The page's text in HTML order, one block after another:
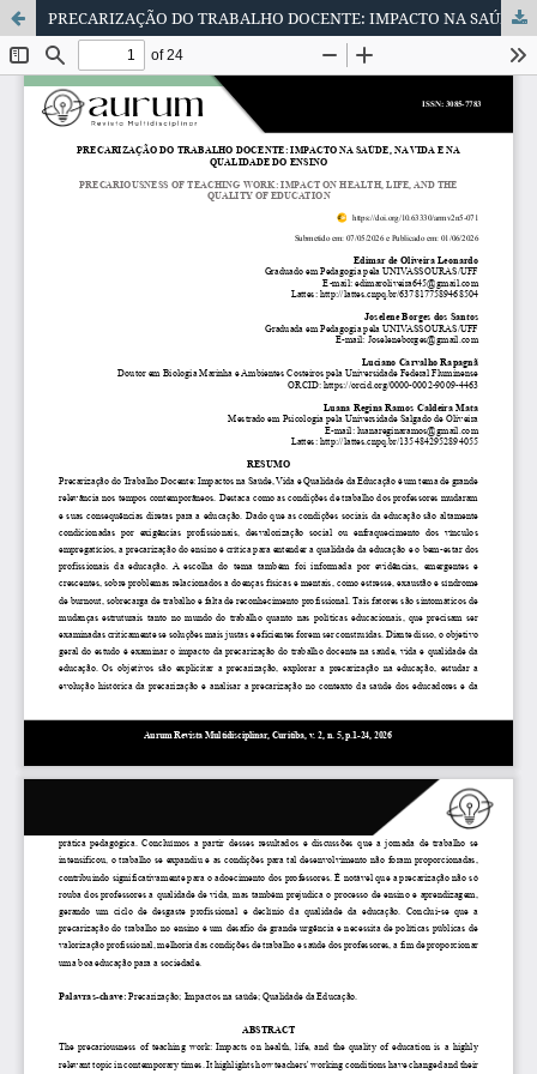
PRECARIZAÇÃO DO TRABALHO DOCENTE: IMPACTO NA SAÚDE, NA VIDA E NA QUALIDADE DO ENSINO